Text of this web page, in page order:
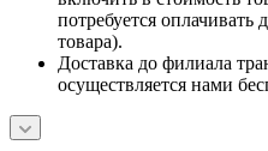
потребуется оплачивать
товара).
Доставка до филиала
осуществляется нами